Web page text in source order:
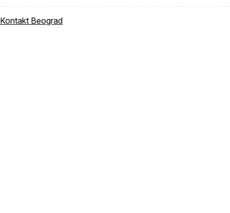
Kontakt Beograd